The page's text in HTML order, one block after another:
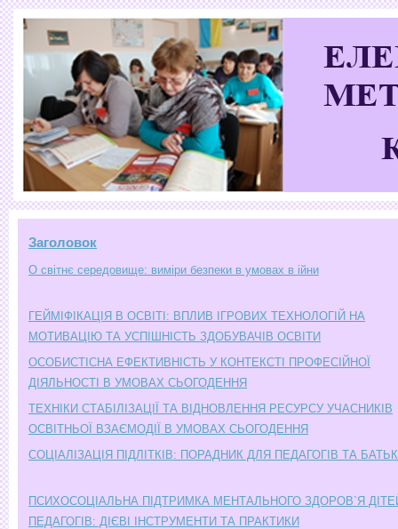
Заголовок
О світнє середовище: виміри безпеки в умовах в ійни
ГЕЙМІФІКАЦІЯ В ОСВІТІ: ВПЛИВ ІГРОВИХ ТЕХНОЛОГІЙ НА
МОТИВАЦІЮ ТА УСПІШНІСТЬ ЗДОБУВАЧІВ ОСВІТИ
ОСОБИСТІСНА ЕФЕКТИВНІСТЬ У КОНТЕКСТІ ПРОФЕСІЙНОЇ
ДІЯЛЬНОСТІ В УМОВАХ СЬОГОДЕННЯ
ТЕХНІКИ СТАБІЛІЗАЦІЇ ТА ВІДНОВЛЕННЯ РЕСУРСУ УЧАСНИКІВ
ОСВІТНЬОЇ ВЗАЄМОДІЇ В УМОВАХ СЬОГОДЕННЯ
СОЦІАЛІЗАЦІЯ ПІДЛІТКІВ: ПОРАДНИК ДЛЯ ПЕДАГОГІВ ТА
ПСИХОСОЦІАЛЬНА ПІДТРИМКА МЕНТАЛЬНОГО ЗДОРОВ`Я
ПЕДАГОГІВ: ДІЄВІ ІНСТРУМЕНТИ ТА ПРАКТИКИ